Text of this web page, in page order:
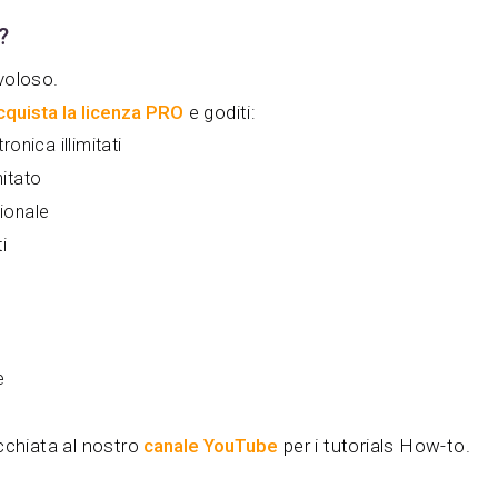
la licenza PRO e goditi:
illimitati
al nostro canale YouTube per i tutorials How-to.